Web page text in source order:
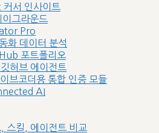
서 인사이트
그라운드
Pro
화 데이터 분석
포트폴리오
허브 에이전트
브코더용 통합 인증 모듈
AI
스킬, 에이전트 비교